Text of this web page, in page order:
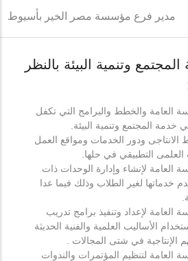
مدير فرع مؤسسة مصر الخير بأسيوط
وتنمية البيئة بالنظر
العامة والخطط والبرامج التي تكفل
المجتمع وتنمية البيئة.
ودور الخدمات ومواقع العمل
العلمى التطبيقي في حلها.
العامة لإنشاء وإدارة الوحدات ذات
خدماتها لغير الطلاب وذلك فيما عدا
العامة لإعداد وتنفيذ برامج تدريب
الأساليب العلمية والفنية الحديثة
الإنتاجية في شتى المجالات .
العامة لتنظيم المؤتمرات والندوات